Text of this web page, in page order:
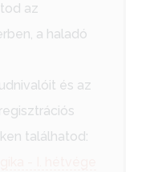
az
a haladó
és az
találhatod: